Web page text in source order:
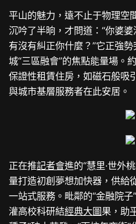
平山的魅力，遠不止于物理空
沉吟了半晌，才問道：“你婆
有沒有糾正你什麼？”它正強
城“三區融會”的焦點能量場。
保證性租賃住房，如磁石般吸
與城市基層服務者在此安居。
正在推記者會進的“慧里·世外
量打造初創夢想加快器，供給
一站式服務。毗鄰的“金融院
灌高校科研結經典大圖果，助